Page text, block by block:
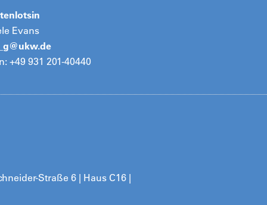
Evans
ukw.de
+49 931 201-40440
Straße 6 | Haus C16 |